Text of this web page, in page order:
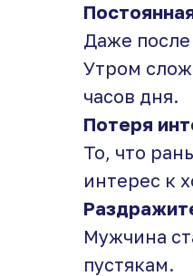
Даже
Утром
часов дня.
Потеря
То, что
интерес к
Мужчина
пустякам.